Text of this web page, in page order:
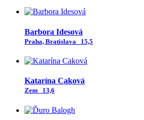
Barbora Idesová
Praha, Bratislava 15,5
Katarína Caková
Zem 13,6